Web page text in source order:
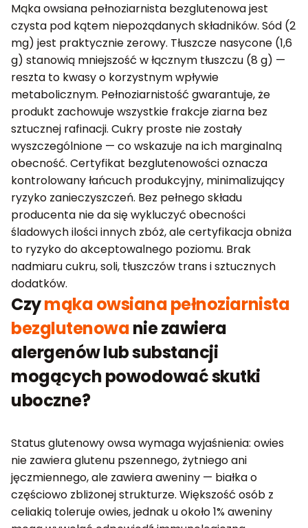
Mąka owsiana pełnoziarnista bezglutenowa jest
czysta pod kątem niepożądanych składników. Sód (2
mg) jest praktycznie zerowy. Tłuszcze nasycone (1,6
g) stanowią mniejszość w łącznym tłuszczu (8 g) —
reszta to kwasy o korzystnym wpływie
metabolicznym. Pełnoziarnistość gwarantuje, że
produkt zachowuje wszystkie frakcje ziarna bez
sztucznej rafinacji. Cukry proste nie zostały
wyszczególnione — co wskazuje na ich marginalną
obecność. Certyfikat bezglutenowości oznacza
kontrolowany łańcuch produkcyjny, minimalizujący
ryzyko zanieczyszczeń. Bez pełnego składu
producenta nie da się wykluczyć obecności
śladowych ilości innych zbóż, ale certyfikacja obniża
to ryzyko do akceptowalnego poziomu. Brak
nadmiaru cukru, soli, tłuszczów trans i sztucznych
dodatków.
Czymąka owsiana pełnoziarnista
bezglutenowanie zawiera
alergenów lub substancji
mogących powodować skutki
uboczne?
Status glutenowy owsa wymaga wyjaśnienia: owies
nie zawiera glutenu pszennego, żytniego ani
jęczmiennego, ale zawiera aweniny — białka o
częściowo zbliżonej strukturze. Większość osób z
celiakią toleruje owies, jednak u około 1% aweniny